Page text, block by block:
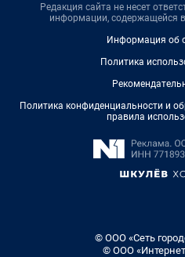
Редакция сайта не несет
информации, содержащейся
Информация об
Политика
Политика конфиденциальности и
правила
© ООО «Сеть
© ООО